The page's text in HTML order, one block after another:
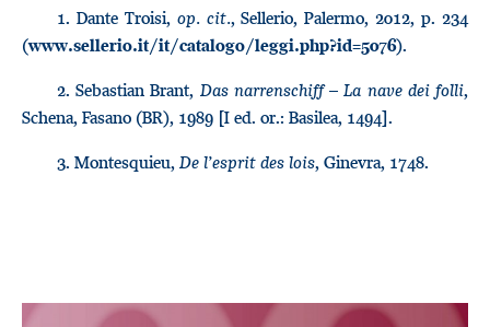
1. Dante Troisi, op. cit., Sellerio, Palermo, 2012, p. 234
(www.sellerio.it/it/catalogo/leggi.php?id=5076).
2. Sebastian Brant, Das narrenschiff – La nave dei folli,
Schena, Fasano (BR), 1989 [I ed. or.: Basilea, 1494].
3. Montesquieu, De l’esprit des lois, Ginevra, 1748.